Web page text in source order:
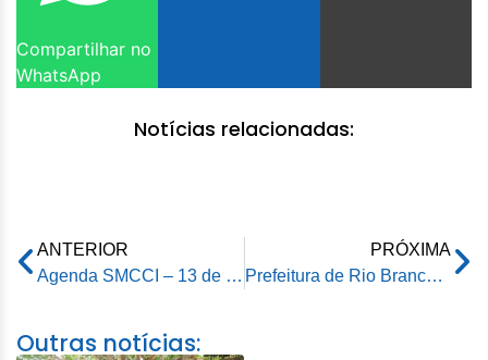
Compartilhar no
WhatsApp
Notícias relacionadas:
ANTERIOR
Agenda SMCCI – 13 de abril de 2026
PRÓXIMA
Prefeitura de Rio Branco vacina mais de 700 animais e reforça combate à raiva
Outras notícias: